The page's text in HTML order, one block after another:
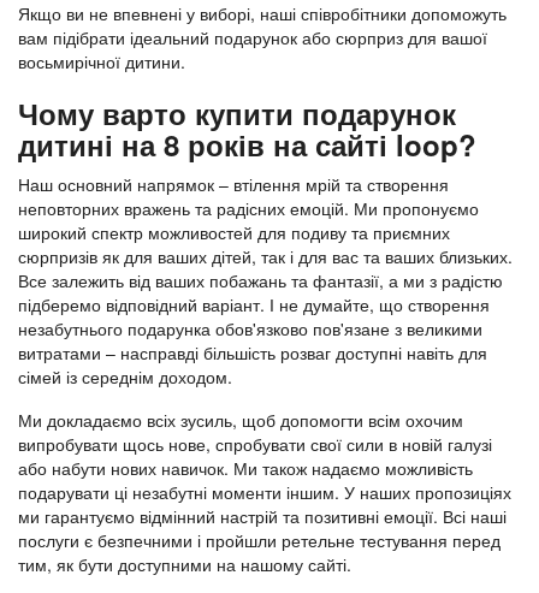
Якщо ви не впевнені у виборі, наші співробітники допоможуть
вам підібрати ідеальний подарунок або сюрприз для вашої
восьмирічної дитини.
Чому варто купити подарунок
дитині на 8 років на сайті loop?
Наш основний напрямок – втілення мрій та створення
неповторних вражень та радісних емоцій. Ми пропонуємо
широкий спектр можливостей для подиву та приємних
сюрпризів як для ваших дітей, так і для вас та ваших близьких.
Все залежить від ваших побажань та фантазії, а ми з радістю
підберемо відповідний варіант. І не думайте, що створення
незабутнього подарунка обов'язково пов'язане з великими
витратами – насправді більшість розваг доступні навіть для
сімей із середнім доходом.
Ми докладаємо всіх зусиль, щоб допомогти всім охочим
випробувати щось нове, спробувати свої сили в новій галузі
або набути нових навичок. Ми також надаємо можливість
подарувати ці незабутні моменти іншим. У наших пропозиціях
ми гарантуємо відмінний настрій та позитивні емоції. Всі наші
послуги є безпечними і пройшли ретельне тестування перед
тим, як бути доступними на нашому сайті.